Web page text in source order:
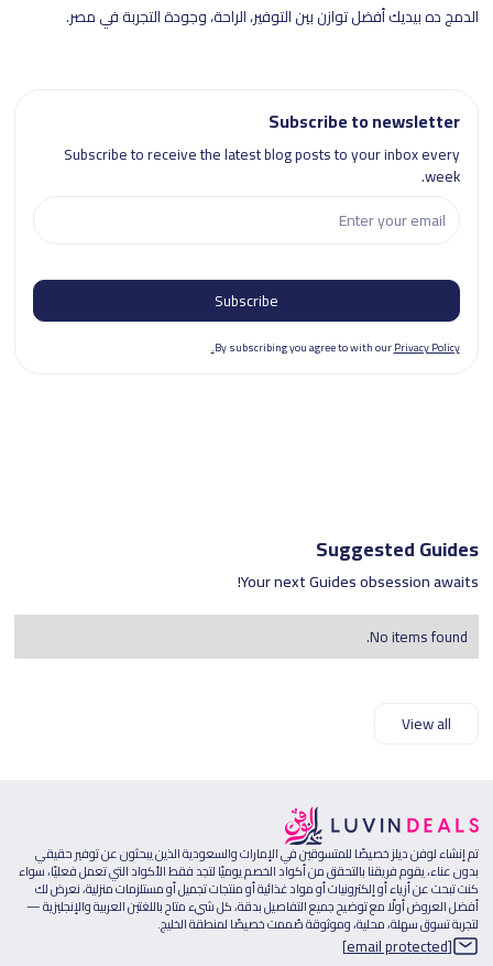
الدمج ده بيديك أفضل توازن بين التوفير، الراحة، وجودة التجربة في مصر.
Subscribe to newsletter
Subscribe to receive the latest blog posts to your inbox every
week.
By subscribing you agree to with ourPrivacy Policy.
Suggested Guides
Your next Guides obsession awaits!
No items found.
View all
تم إنشاء لوفن ديلز خصيصًا للمتسوقين في الإمارات والسعودية الذين يبحثون عن توفير حقيقي
بدون عناء، يقوم فريقنا بالتحقق من أكواد الخصم يوميًا لتجد فقط الأكواد التي تعمل فعليًا، سواء
كنت تبحث عن أزياء أو إلكترونيات أو مواد غذائية أو منتجات تجميل أو مستلزمات منزلية، نعرض لك
أفضل العروض أولًا مع توضيح جميع التفاصيل بدقة، كل شيء متاح باللغتين العربية والإنجليزية —
لتجربة تسوق سهلة، محلية، وموثوقة صُممت خصيصًا لمنطقة الخليج.
[email protected]